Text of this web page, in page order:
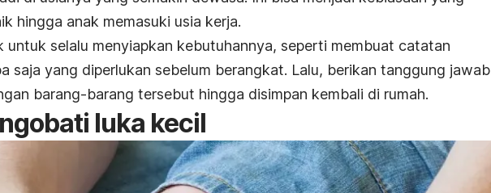
hingga anak memasuki usia kerja.
untuk selalu menyiapkan kebutuhannya, seperti membuat catatan
saja yang diperlukan sebelum berangkat. Lalu, berikan tanggung jawab
barang-barang tersebut hingga disimpan kembali di rumah.
luka kecil